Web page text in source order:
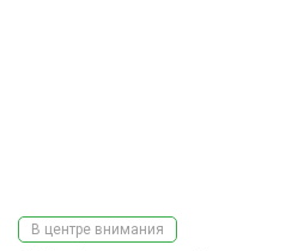
В центре внимания